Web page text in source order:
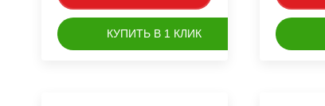
КУПИТЬ В 1 КЛИК